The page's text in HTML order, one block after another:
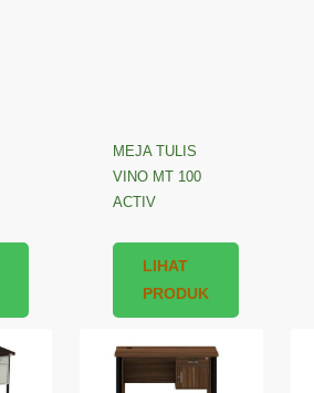
MEJA TULIS
VINO MT 100
ACTIV
LIHAT
PRODUK